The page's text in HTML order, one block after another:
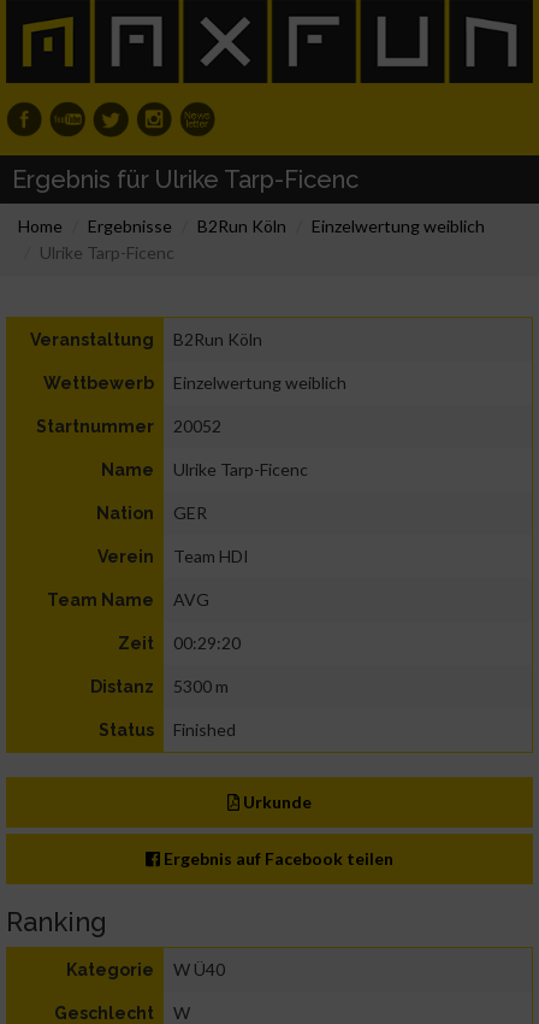
Ergebnis für Ulrike Tarp-Ficenc
Home Ergebnisse B2Run Köln
Einzelwertung weiblich
Ulrike Tarp-Ficenc
Veranstaltung B2Run Köln
Wettbewerb Einzelwertung weiblich
Startnummer 20052
Name Ulrike Tarp-Ficenc
Nation GER
Verein Team HDI
Team Name AVG
Zeit 00:29:20
Distanz 5300 m
Status Finished
Urkunde
Ergebnis auf Facebook teilen
Ranking
Kategorie W Ü40
Geschlecht W